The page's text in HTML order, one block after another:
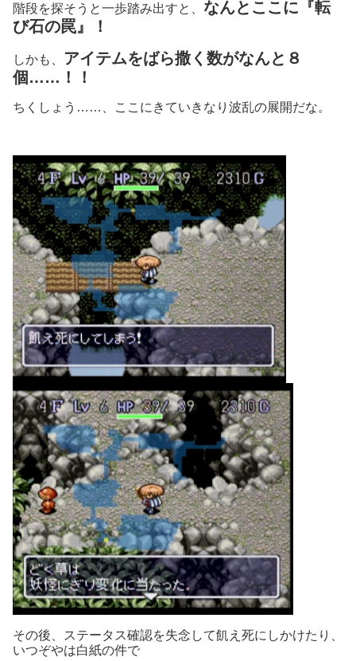
階段を探そうと一歩踏み出すと、 なんとここに『転
び石の罠』！
しかも、
アイテムをばら撒く数がなんと８
個……！！
ちくしょう……、ここにきていきなり波乱の展開だな。
その後、ステータス確認を失念して飢え死にしかけたり、
いつぞやは白紙の件で